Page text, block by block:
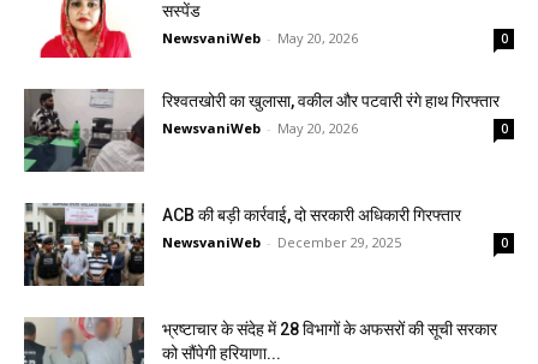
सस्पेंड
NewsvaniWeb - May 20, 2026 0
रिश्वतखोरी का खुलासा, वकील और पटवारी रंगे हाथ गिरफ्तार
NewsvaniWeb - May 20, 2026 0
ACB की बड़ी कार्रवाई, दो सरकारी अधिकारी गिरफ्तार
NewsvaniWeb - December 29, 2025 0
भ्रष्टाचार के संदेह में 28 विभागों के अफसरों की सूची सरकार
को सौंपेगी हरियाणा...